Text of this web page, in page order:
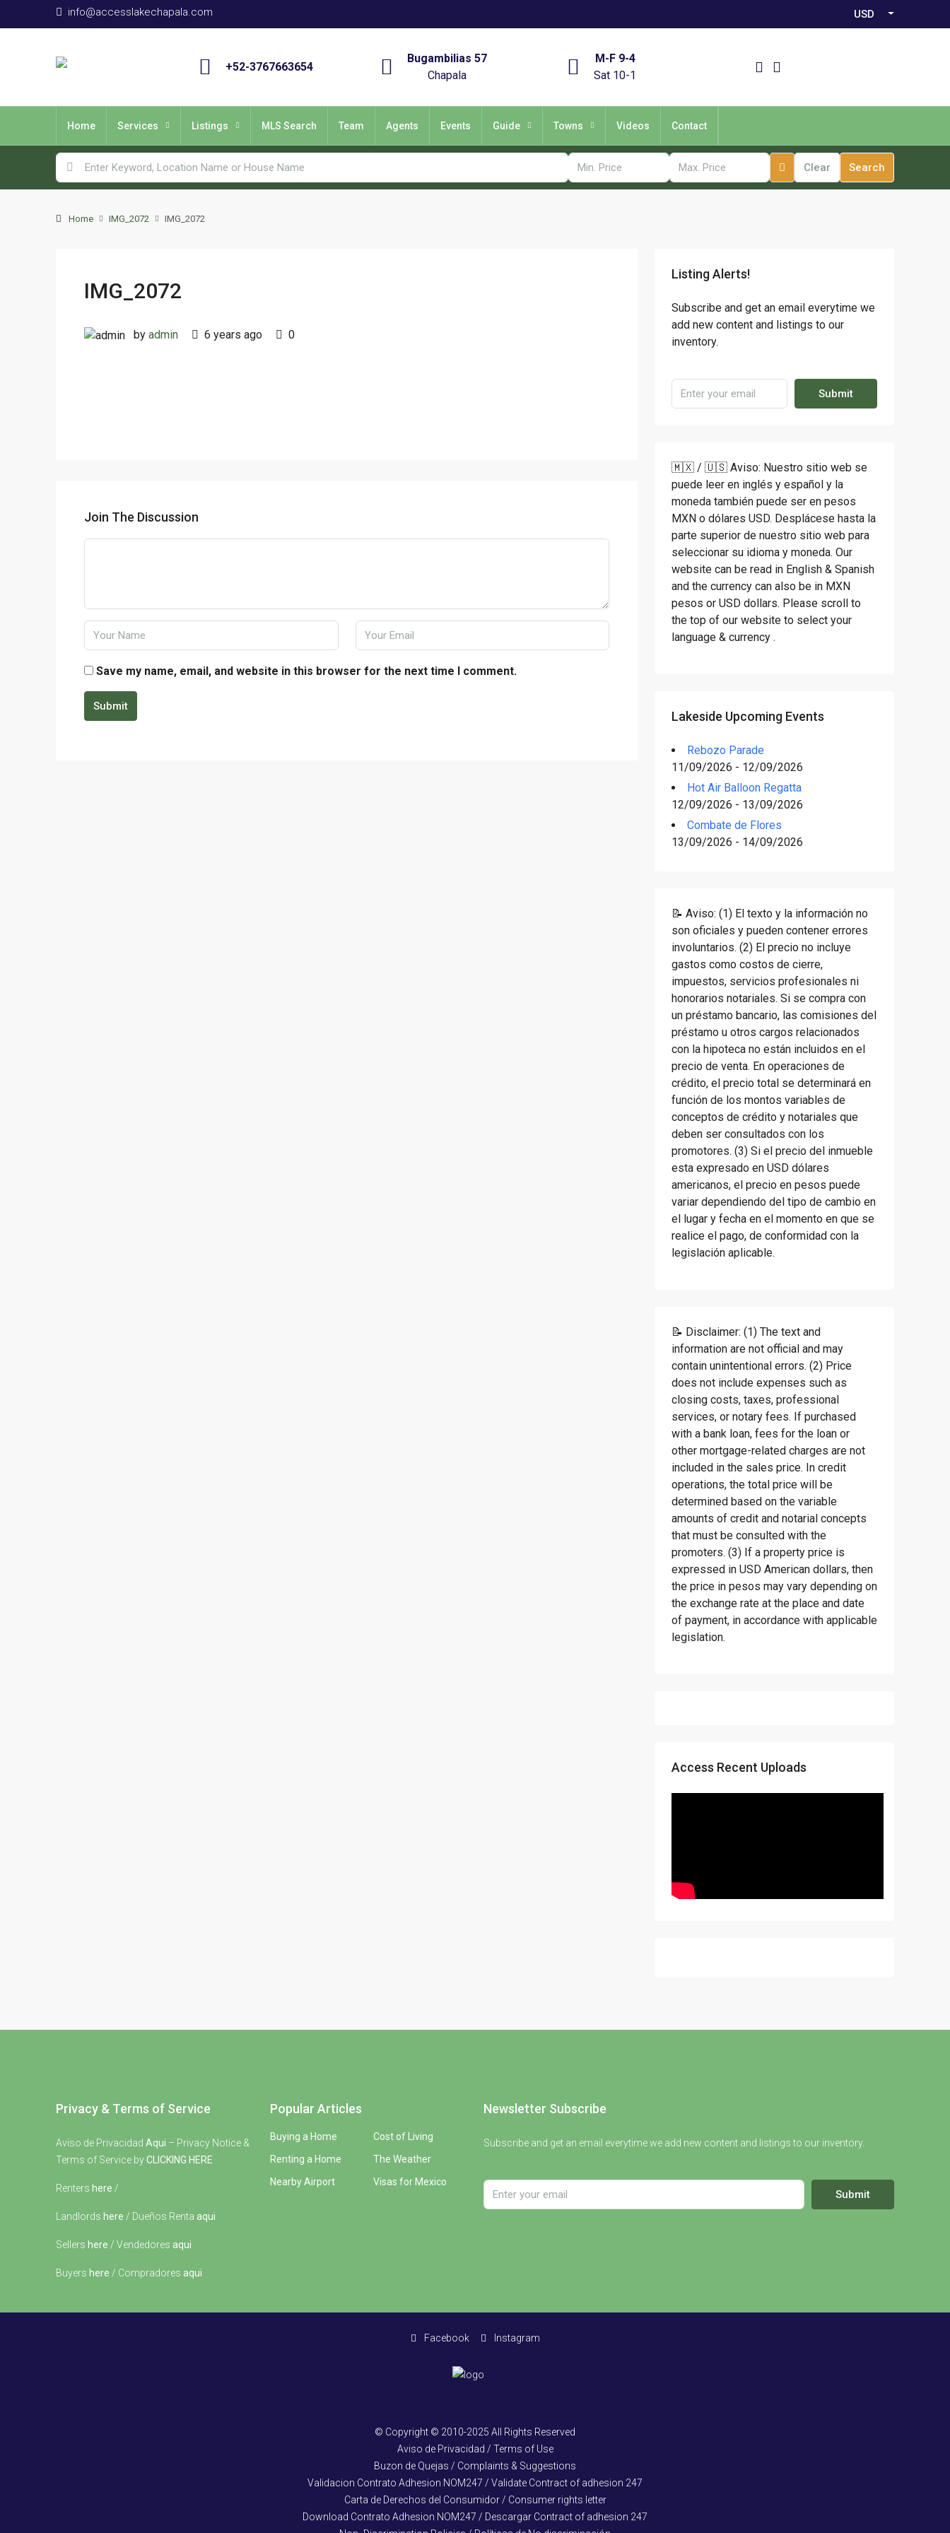
info@accesslakechapala.com USD
+52-3767663654
Bugambilias 57
Chapala
M-F 9-4
Sat 10-1
Home Services Listings MLS Search Team Agents Events Guide Towns Videos Contact
Clear Search
Home IMG_2072 IMG_2072
IMG_2072
by admin 6 years ago 0
Join The Discussion
Save my name, email, and website in this browser for the next time I comment.
Submit
Listing Alerts!
Subscribe and get an email everytime we
add new content and listings to our
inventory.
Submit
🇲🇽 / 🇺🇸 Aviso: Nuestro sitio web se
puede leer en inglés y español y la
moneda también puede ser en pesos
MXN o dólares USD. Desplácese hasta la
parte superior de nuestro sitio web para
seleccionar su idioma y moneda. Our
website can be read in English & Spanish
and the currency can also be in MXN
pesos or USD dollars. Please scroll to
the top of our website to select your
language & currency .
Lakeside Upcoming Events
Rebozo Parade
11/09/2026 - 12/09/2026
Hot Air Balloon Regatta
12/09/2026 - 13/09/2026
Combate de Flores
13/09/2026 - 14/09/2026
📝 Aviso: (1) El texto y la información no
son oficiales y pueden contener errores
involuntarios. (2) El precio no incluye
gastos como costos de cierre,
impuestos, servicios profesionales ni
honorarios notariales. Si se compra con
un préstamo bancario, las comisiones del
préstamo u otros cargos relacionados
con la hipoteca no están incluidos en el
precio de venta. En operaciones de
crédito, el precio total se determinará en
función de los montos variables de
conceptos de crédito y notariales que
deben ser consultados con los
promotores. (3) Si el precio del inmueble
esta expresado en USD dólares
americanos, el precio en pesos puede
variar dependiendo del tipo de cambio en
el lugar y fecha en el momento en que se
realice el pago, de conformidad con la
legislación aplicable.
📝 Disclaimer: (1) The text and
information are not official and may
contain unintentional errors. (2) Price
does not include expenses such as
closing costs, taxes, professional
services, or notary fees. If purchased
with a bank loan, fees for the loan or
other mortgage-related charges are not
included in the sales price. In credit
operations, the total price will be
determined based on the variable
amounts of credit and notarial concepts
that must be consulted with the
promoters. (3) If a property price is
expressed in USD American dollars, then
the price in pesos may vary depending on
the exchange rate at the place and date
of payment, in accordance with applicable
legislation.
Access Recent Uploads
Privacy & Terms of Service
Aviso de Privacidad Aqui – Privacy Notice &
Terms of Service byCLICKING HERE
Renters here /
Landlords here / Dueños Renta aqui
Sellers here / Vendedores aqui
Buyers here / Compradores aqui
Popular Articles
Buying a Home
Renting a Home
Nearby Airport
Cost of Living
The Weather
Visas for Mexico
Newsletter Subscribe
Subscribe and get an email everytime we add new content and listings to our inventory.
Submit
Facebook Instagram
© Copyright © 2010-2025 All Rights Reserved
Aviso de Privacidad / Terms of Use
Buzon de Quejas / Complaints & Suggestions
Validacion Contrato Adhesion NOM247 / Validate Contract of adhesion 247
Carta de Derechos del Consumidor / Consumer rights letter
Download Contrato Adhesion NOM247 / Descargar Contract of adhesion 247